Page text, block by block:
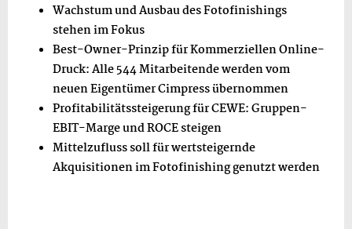
Wachstum und Ausbau des Fotofinishings
stehen im Fokus
Best-Owner-Prinzip für Kommerziellen Online-
Druck: Alle 544 Mitarbeitende werden vom
neuen Eigentümer Cimpress übernommen
Profitabilitätssteigerung für CEWE: Gruppen-
EBIT-Marge und ROCE steigen
Mittelzufluss soll für wertsteigernde
Akquisitionen im Fotofinishing genutzt werden